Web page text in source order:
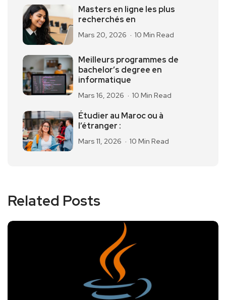
Masters en ligne les plus
recherchés en
Mars 20, 2026 10 Min Read
Meilleurs programmes de
bachelor’s degree en
informatique
Mars 16, 2026 10 Min Read
Étudier au Maroc ou à
l’étranger :
Mars 11, 2026 10 Min Read
Related Posts